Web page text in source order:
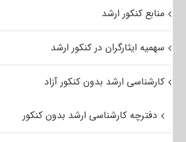
منابع کنکور ارشد
سهمیه ایثارگران در کنکور ارشد
کارشناسی ارشد بدون کنکور آزاد
دفترچه کارشناسی ارشد بدون کنکور